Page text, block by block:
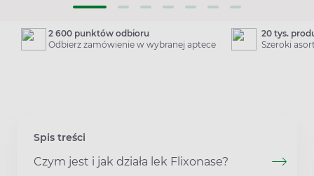
2 600 punktów odbioru
Odbierz zamówienie w wybranej aptece
20 tys.
Szeroki
Spis treści
Czym jest i jak działa lek Flixonase?